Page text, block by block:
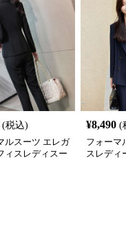
(税込)
ルスーツ エレガ
ィスレディスー
¥8,490 (
フォーマ
スレディ